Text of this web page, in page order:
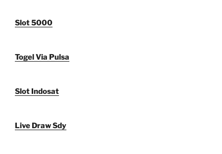
Slot 5000
Togel Via Pulsa
Slot Indosat
Live Draw Sdy